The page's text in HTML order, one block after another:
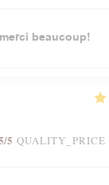
beaucoup!
/5 QUALITY_PRICE